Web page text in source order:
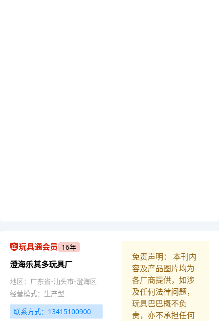
玩具通会员 16年
澄海乐其多玩具厂
地区：广东省-汕头市-澄海区
经营模式：生产型
联系方式：13415100900
免责声明： 本刊内
容及产品图片均为
各厂商提供，如涉
及任何法律问题，
玩具巴巴概不负
责，亦不承担任何